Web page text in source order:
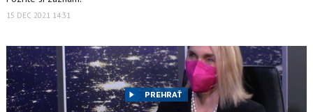
15 DEC 2021 14:31
PREHRAŤ